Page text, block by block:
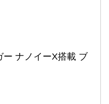
ナノイーX搭載 ブ